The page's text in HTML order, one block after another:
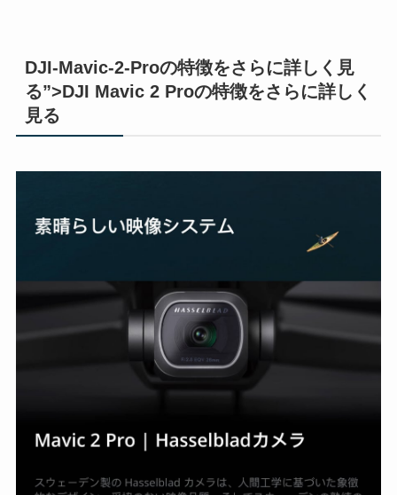
DJI-Mavic-2-Proの特徴をさらに詳しく見
る”>DJI Mavic 2 Proの特徴をさらに詳しく
見る